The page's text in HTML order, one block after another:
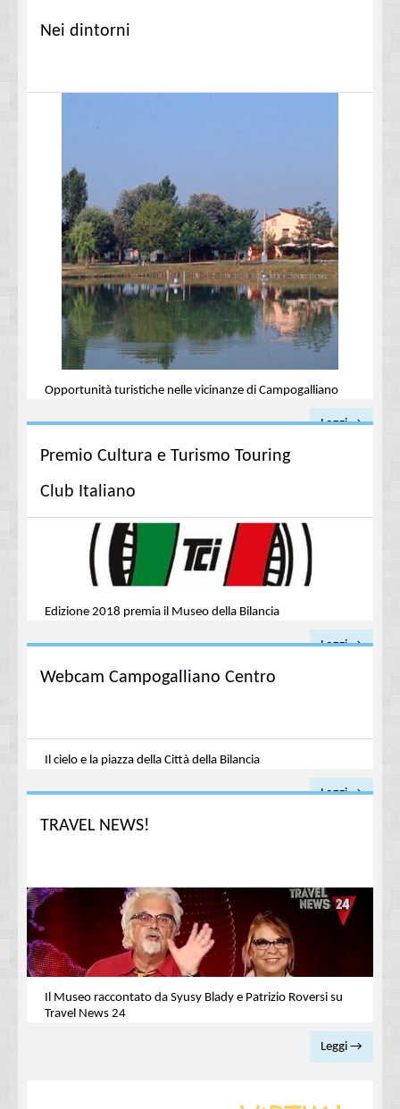
Nei dintorni
Opportunità turistiche nelle vicinanze di Campogalliano
Leggi →
Premio Cultura e Turismo Touring
Club Italiano
Edizione 2018 premia il Museo della Bilancia
Leggi →
Webcam Campogalliano Centro
Il cielo e la piazza della Città della Bilancia
Leggi →
TRAVEL NEWS!
Il Museo raccontato da Syusy Blady e Patrizio Roversi su
Travel News 24
Leggi →